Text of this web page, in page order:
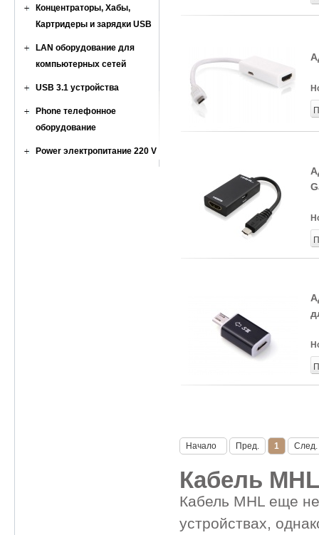
Концентраторы, Хабы,
Картридеры и зарядки USB
LAN оборудование для
компьютерных сетей
USB 3.1 устройства
Phone телефонное
оборудование
Power электропитание 220 V
Начало Пред. 1 След.
Кабель MHL
Кабель MHL еще
устройствах,